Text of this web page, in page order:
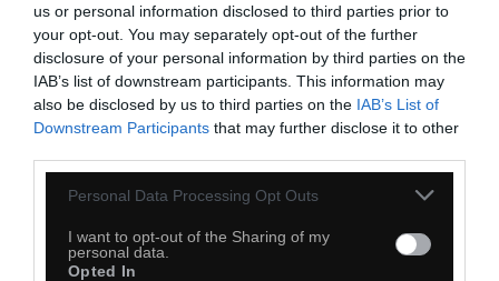
us or personal information disclosed to third parties prior to
your opt-out. You may separately opt-out of the further
disclosure of your personal information by third parties on the
IAB’s list of downstream participants. This information may
also be disclosed by us to third parties on the IAB’s List of
Downstream Participants that may further disclose it to other
Personal Data Processing Opt Outs
I want to opt-out of the Sharing of my
personal data.
Opted In
Dodaj do ulubionych Dodaj do przyjaciół